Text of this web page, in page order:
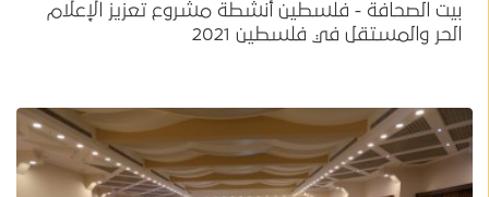
بيت الصحافة - فلسطين أنشطة مشروع تعزيز الإعلام
الحر والمستقل في فلسطين 2021